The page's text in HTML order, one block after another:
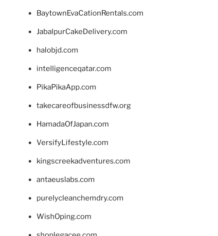
BaytownEvaCationRentals.com
JabalpurCakeDelivery.com
halobjd.com
intelligenceqatar.com
PikaPikaApp.com
takecareofbusinessdfw.org
HamadaOfJapan.com
VersifyLifestyle.com
kingscreekadventures.com
antaeuslabs.com
purelycleanchemdry.com
WishOping.com